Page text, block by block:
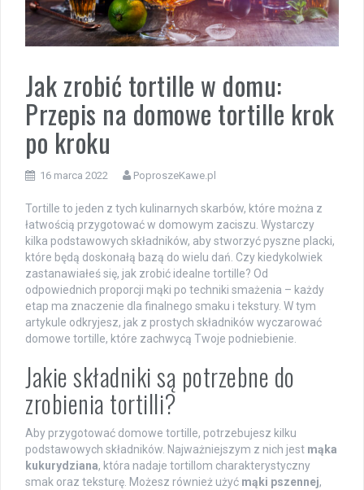
Jak zrobić tortille w domu:
Przepis na domowe tortille krok
po kroku
16 marca 2022 PoproszeKawe.pl
Tortille to jeden z tych kulinarnych skarbów, które można z
łatwością przygotować w domowym zaciszu. Wystarczy
kilka podstawowych składników, aby stworzyć pyszne placki,
które będą doskonałą bazą do wielu dań. Czy kiedykolwiek
zastanawiałeś się, jak zrobić idealne tortille? Od
odpowiednich proporcji mąki po techniki smażenia – każdy
etap ma znaczenie dla finalnego smaku i tekstury. W tym
artykule odkryjesz, jak z prostych składników wyczarować
domowe tortille, które zachwycą Twoje podniebienie.
Jakie składniki są potrzebne do
zrobienia tortilli?
Aby przygotować domowe tortille, potrzebujesz kilku
podstawowych składników. Najważniejszym z nich jest mąka
kukurydziana, która nadaje tortillom charakterystyczny
smak oraz teksturę. Możesz również użyć mąki pszennej,